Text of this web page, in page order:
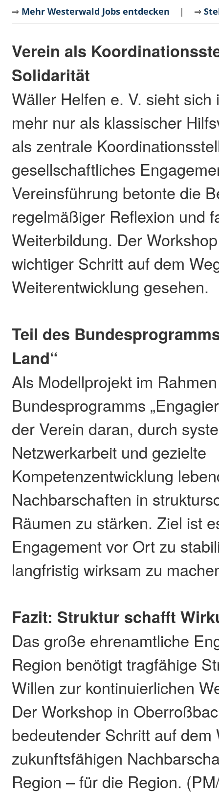
⇒ Mehr Westerwald Jobs entdecken | ⇒
Verein als
Solidarität
Wäller Helfen e. V. sieht
mehr nur als klassischer
als zentrale
gesellschaftliches
Vereinsführung betonte die
regelmäßiger Reflexion und
Weiterbildung. Der
wichtiger Schritt auf dem
Weiterentwicklung gesehen.
Teil des
Land“
Als Modellprojekt im
Bundesprogramms
der Verein daran, durch
Netzwerkarbeit und gezielte
Kompetenzentwicklung
Nachbarschaften in
Räumen zu stärken. Ziel ist
Engagement vor Ort zu
langfristig wirksam zu
Fazit: Struktur schafft
Das große ehrenamtliche
Region benötigt tragfähige
Willen zur kontinuierlichen
Der Workshop in
bedeutender Schritt auf dem
zukunftsfähigen
Region – für die Region.